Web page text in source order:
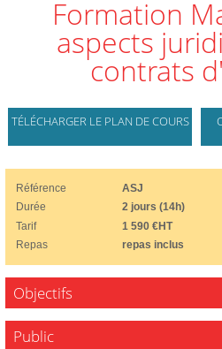
Formation Maîtriser les
aspects
contrats
TÉLÉCHARGER LE PLAN DE COURS
Référence
ASJ
Durée
2 jours (14h)
Tarif
1 590 €HT
Repas
repas inclus
Objectifs
Public